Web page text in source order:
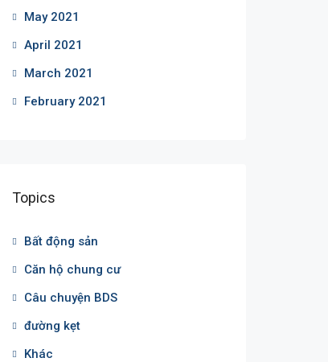
May 2021
April 2021
March 2021
February 2021
Topics
Bất động sản
Căn hộ chung cư
Câu chuyện BDS
đường kẹt
Khác